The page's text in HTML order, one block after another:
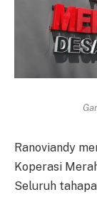
Ranoviandy
Koperasi
Seluruh